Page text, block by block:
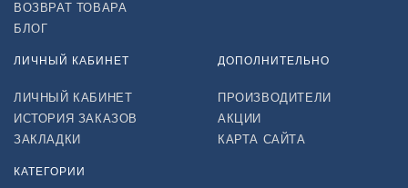
ВОЗВРАТ ТОВАРА
БЛОГ
ЛИЧНЫЙ КАБИНЕТ
ЛИЧНЫЙ КАБИНЕТ
ИСТОРИЯ ЗАКАЗОВ
ЗАКЛАДКИ
ДОПОЛНИТЕЛЬНО
ПРОИЗВОДИТЕЛИ
АКЦИИ
КАРТА САЙТА
КАТЕГОРИИ